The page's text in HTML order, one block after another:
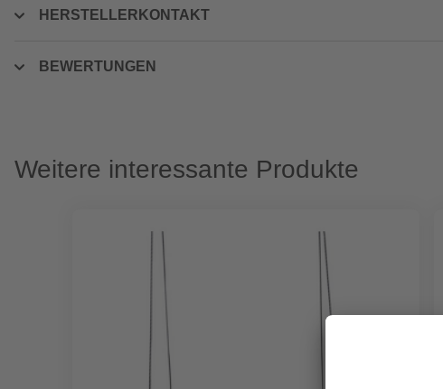
HERSTELLERKONTAKT
BEWERTUNGEN
Weitere interessante Produkte